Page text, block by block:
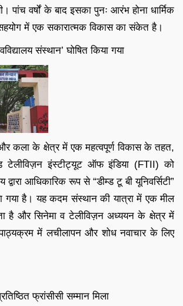
पांच वर्षों के बाद इसका पुनः आरंभ होना धार्मिक
सहयोग में एक सकारात्मक विकास का संकेत है।
संस्थान’ घोषित किया गया
और कला के क्षेत्र में एक महत्वपूर्ण विकास के तहत,
टेलीविज़न इंस्टीट्यूट ऑफ इंडिया (FTII) को
द्वारा आधिकारिक रूप से “डीम्ड टू बी यूनिवर्सिटी”
गया है। यह कदम संस्थान की यात्रा में एक मील
है और सिनेमा व टेलीविज़न अध्ययन के क्षेत्र में
पाठ्यक्रम में लचीलापन और शोध नवाचार के लिए
फ्रांसीसी सम्मान मिला